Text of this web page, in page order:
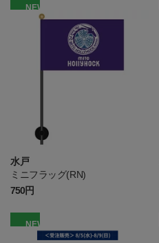
NEW
水戸
ミニフラッグ(RN)
750円
NEW